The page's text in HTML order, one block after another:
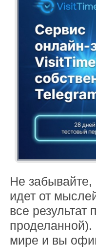
Не забывайте,
идет от
все
проделанной).
мире и вы